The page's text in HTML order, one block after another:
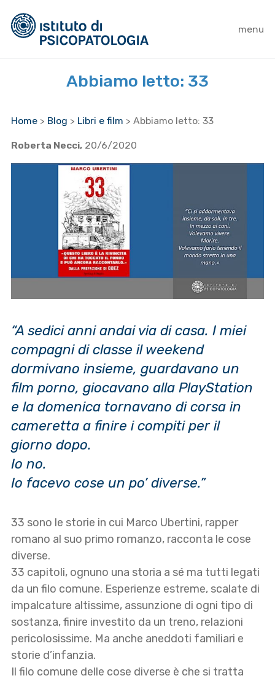
menu
Abbiamo letto: 33
Home > Blog > Libri e film > Abbiamo letto: 33
Roberta Necci, 20/6/2020
“A sedici anni andai via di casa. I miei
compagni di classe il weekend
dormivano insieme, guardavano un
film porno, giocavano alla PlayStation
e la domenica tornavano di corsa in
cameretta a finire i compiti per il
giorno dopo.
Io no.
Io facevo cose un po’ diverse.”
33 sono le storie in cui Marco Ubertini, rapper
romano al suo primo romanzo, racconta le cose
diverse.
33 capitoli, ognuno una storia a sé ma tutti legati
da un filo comune. Esperienze estreme, scalate di
impalcature altissime, assunzione di ogni tipo di
sostanza, finire investito da un treno, relazioni
pericolosissime. Ma anche aneddoti familiari e
storie d’infanzia.
Il filo comune delle cose diverse è che si tratta